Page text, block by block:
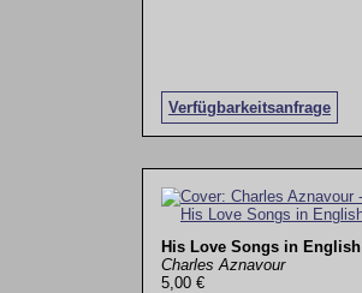
Verfügbarkeitsanfrage
His Love Songs in English
Charles Aznavour
5,00 €